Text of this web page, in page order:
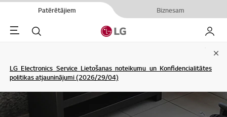
Patērētājiem Biznesam
Menu Meklēt Mans
LG Electronics Service Lietošanas noteikumu un Konfidencialitātes
politikas atjauninājumi (2026/29/04)